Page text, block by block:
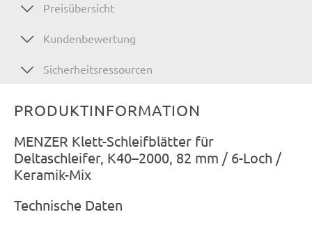
Preisübersicht
Kundenbewertung
Sicherheitsressourcen
PRODUKTINFORMATION
MENZER Klett-Schleifblätter für
Deltaschleifer, K40–2000, 82 mm / 6-Loch /
Keramik-Mix
Technische Daten